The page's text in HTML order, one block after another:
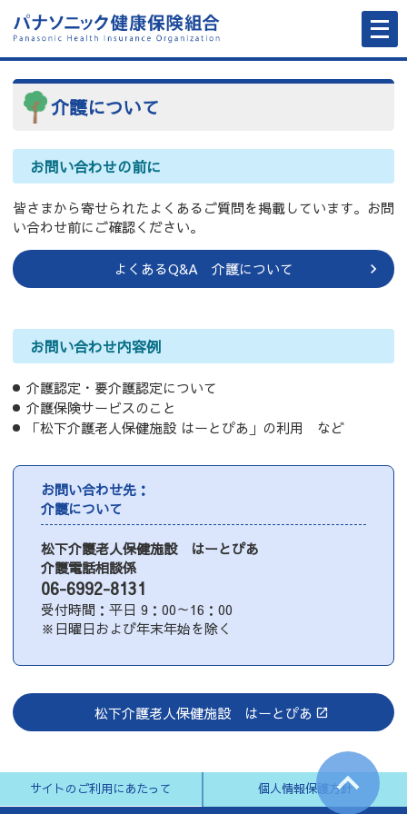
メ
ニ
ュ
ー
開
介護について
お問い合わせの前に
皆さまから寄せられたよくあるご質問を掲載しています。お問
い合わせ前にご確認ください。
よくあるQ&A 介護について
お問い合わせ内容例
介護認定・要介護認定について
介護保険サービスのこと
「松下介護老人保健施設 はーとぴあ」の利用 など
お問い合わせ先：
介護について
松下介護老人保健施設 はーとぴあ
介護電話相談係
06-6992-8131
受付時間：平日 9：00～16：00
※日曜日および年末年始を除く
松下介護老人保健施設 はーとぴあ
サイトのご利用にあたって 個人情報保護方針